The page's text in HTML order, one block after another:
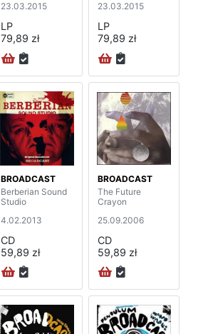
23.03.2015
LP
79,89 zł
23.03.2015
LP
79,89 zł
BROADCAST
Berberian Sound
Studio
4.02.2013
CD
59,89 zł
BROADCAST
The Future
Crayon
25.09.2006
CD
59,89 zł